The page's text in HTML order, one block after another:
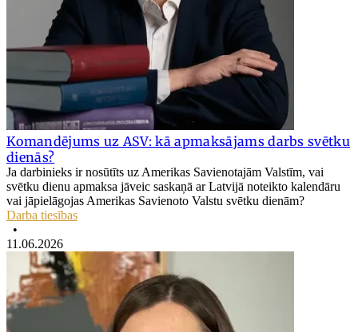
Komandējums uz ASV: kā apmaksājams darbs svētku
dienās?
Ja darbinieks ir nosūtīts uz Amerikas Savienotajām Valstīm, vai
svētku dienu apmaksa jāveic saskaņā ar Latvijā noteikto kalendāru
vai jāpielāgojas Amerikas Savienoto Valstu svētku dienām?
Darba tiesības
•
11.06.2026